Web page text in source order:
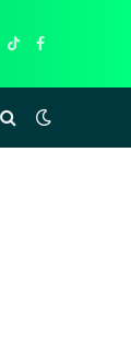
TikTokFacebook